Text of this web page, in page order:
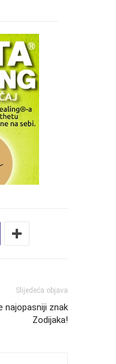
Slijedeća objava
najopasniji znak
Zodijaka!